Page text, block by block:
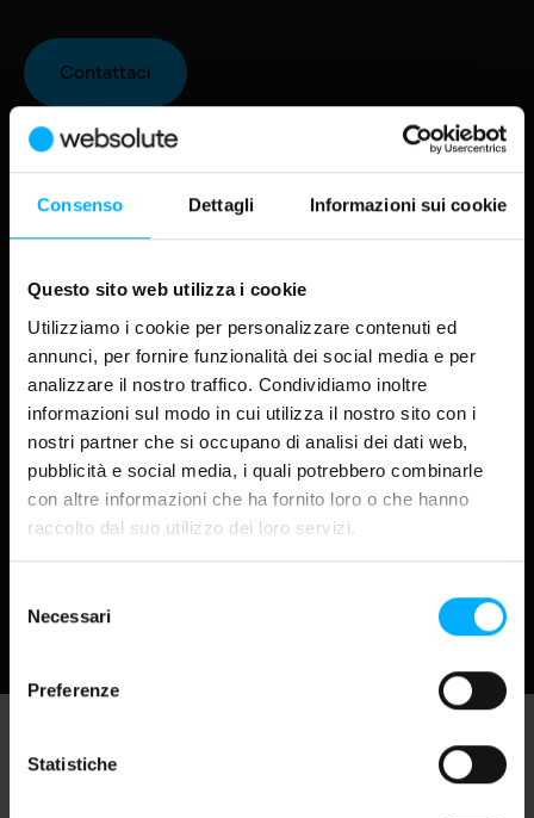
Consenso Dettagli Informazioni sui cookie
Questo sito web utilizza i cookie
Utilizziamo i cookie per personalizzare contenuti ed
annunci, per fornire funzionalità dei social media e per
analizzare il nostro traffico. Condividiamo inoltre
informazioni sul modo in cui utilizza il nostro sito con i
nostri partner che si occupano di analisi dei dati web,
pubblicità e social media, i quali potrebbero combinarle
con altre informazioni che ha fornito loro o che hanno
raccolto dal suo utilizzo dei loro servizi.
delNecessari
Preferenze
Statistiche
Contattaci
About
Industry
Magazine
Lavora con noi
Investor relations
FOLLOW US
LinkedIn
Instagram
Facebook
YouTube
collaborativo e coerente con le esigenze aziendali e di
comunicazione.
Websolute offre soluzioni integrate per rendere questo
processo semplice ed efficace per rendere la gestione
ruoli, strumenti e check di qualità per garantire
contenuti sempre aggiornati, coerenti e performanti,
market.
SERVIZI CORRELATI
VISTA GALLERIA VISTA GRIGLIA